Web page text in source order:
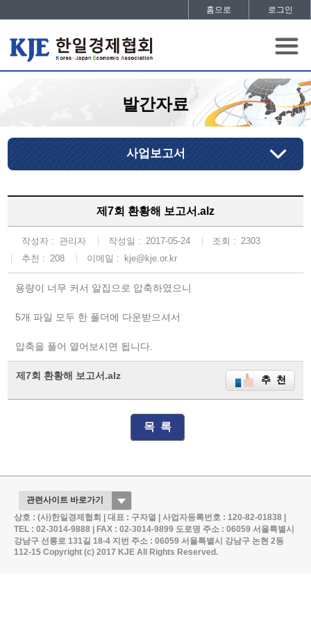
홈으로 로그인
발간자료
사업보고서
제7회 환황해 보고서.alz
작성자 : 관리자 작성일 : 2017-05-24 조회 : 2303
추천 : 208 이메일 : kje@kje.or.kr
용량이 너무 커서 알집으로 압축하였으니
5개 파일 모두 한 폴더에 다운받으셔서
압축을 풀어 열어보시면 됩니다.
제7회 환황해 보고서.alz 추 천
목 록
상호 : (사)한일경제협회 | 대표 : 구자열 | 사업자등록번호 : 120-82-01838 |
TEL : 02-3014-9888 | FAX : 02-3014-9899도로명 주소 : 06059 서울특별시
강남구 선릉로 131길 18-4 지번 주소 : 06059 서울특별시 강남구 논현 2동
112-15Copyright (c) 2017 KJE All Rights Reserved.